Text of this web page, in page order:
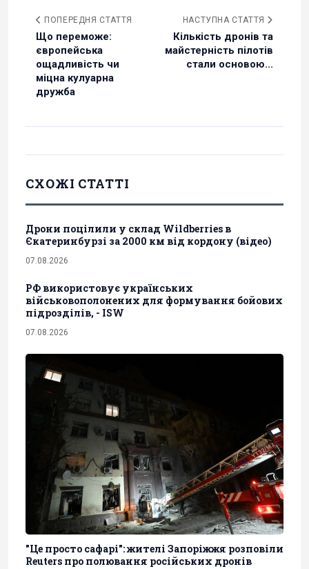
ПОПЕРЕДНЯ СТАТТЯ
Що переможе:
європейська
ощадливість чи
міцна кулуарна
дружба
НАСТУПНА СТАТТЯ
Кількість дронів та
майстерність пілотів
стали основою...
СХОЖІ СТАТТІ
Дрони поцілили у склад Wildberries в
Єкатеринбурзі за 2000 км від кордону (відео)
07.08.2026
РФ використовує українських
військовополонених для формування бойових
підрозділів, - ISW
07.08.2026
"Це просто сафарі": жителі Запоріжжя розповіли
Reuters про полювання російських дронів